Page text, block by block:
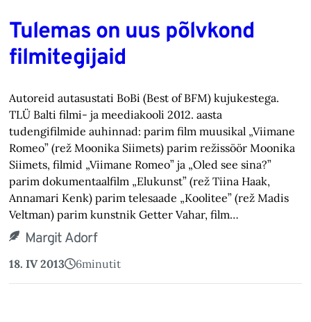
Tulemas on uus põlvkond
filmitegijaid
Autoreid autasustati BoBi (Best of BFM) kujukestega.
TLÜ Balti filmi- ja meediakooli 2012. aasta
tudengifilmide auhinnad: parim film muusikal „Viimane
Romeo” (rež Moonika Siimets) parim režissöör Moonika
Siimets, filmid „Viimane Romeo” ja „Oled see sina?”
parim dokumentaalfilm „Elukunst” (rež Tiina Haak,
Annamari Kenk) parim telesaade „Koolitee” (rež Madis
Veltman) parim kunstnik Getter Vahar, film…
Margit Adorf
18. IV 2013 6minutit